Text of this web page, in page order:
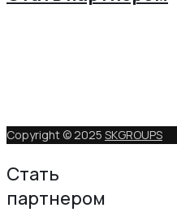
Copyright © 2025 SKGROUPS
Стать
партнером